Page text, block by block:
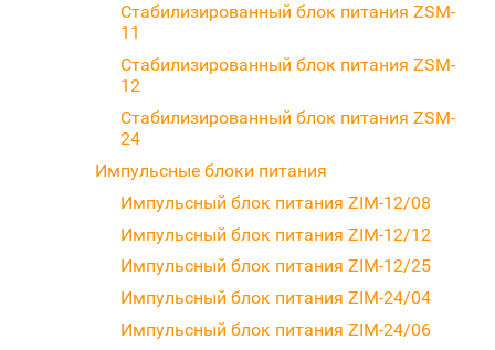
Стабилизированный блок питания ZSM-
11
Стабилизированный блок питания ZSM-
12
Стабилизированный блок питания ZSM-
24
Импульсные блоки питания
Импульсный блок питания ZIM-12/08
Импульсный блок питания ZIM-12/12
Импульсный блок питания ZIM-12/25
Импульсный блок питания ZIM-24/04
Импульсный блок питания ZIM-24/06